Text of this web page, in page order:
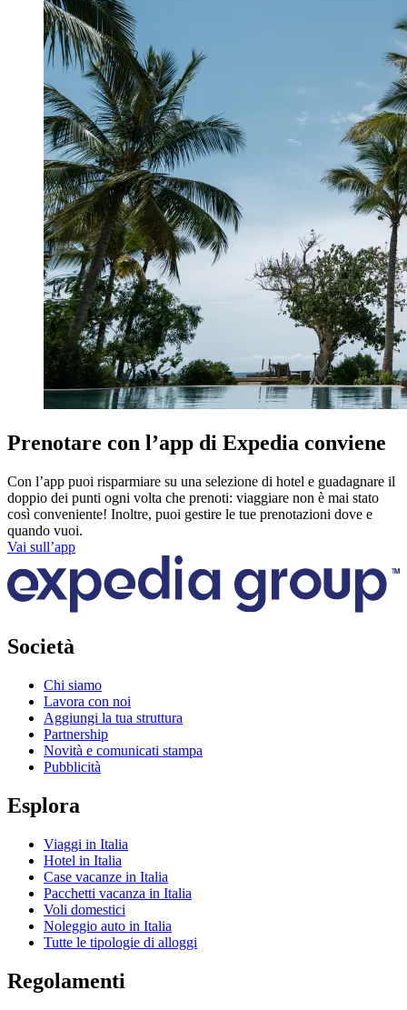
Prenotare con l’app di Expedia conviene
Con l’app puoi risparmiare su una selezione di hotel e guadagnare il
doppio dei punti ogni volta che prenoti: viaggiare non è mai stato
così conveniente! Inoltre, puoi gestire le tue prenotazioni dove e
quando vuoi.
Vai sull’app
Società
Chi siamo
Lavora con noi
Aggiungi la tua struttura
Partnership
Novità e comunicati stampa
Pubblicità
Esplora
Viaggi in Italia
Hotel in Italia
Case vacanze in Italia
Pacchetti vacanza in Italia
Voli domestici
Noleggio auto in Italia
Tutte le tipologie di alloggi
Regolamenti